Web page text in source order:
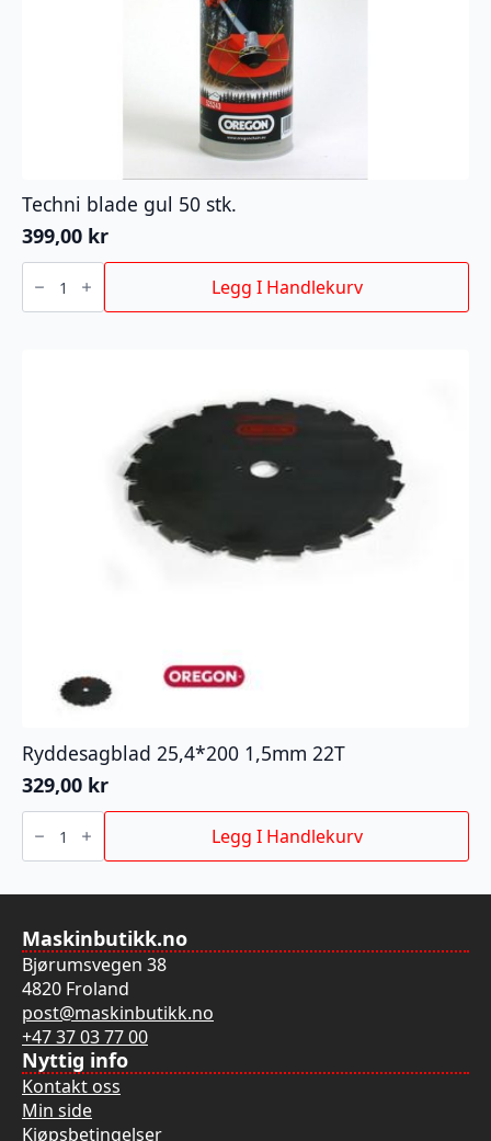
Techni blade gul 50 stk.
399,00 kr
Techni
blade
50
Legg I Handlekurv
Ryddesagblad 25,4*200 1,5mm 22T
329,00 kr
Ryddesagblad
25,4*200
1,5mm
22T
Legg I Handlekurv
Maskinbutikk.no
Bjørumsvegen 38
4820 Froland
post@maskinbutikk.no
+47 37 03 77 00
Nyttig info
Kontakt oss
Min side
Kjøpsbetingelser